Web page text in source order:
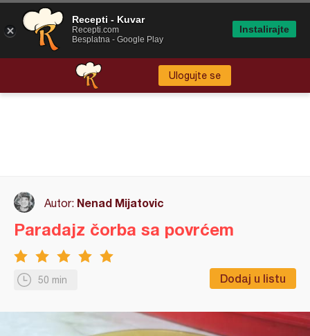
Ulogujte se
Autor: Nenad Mijatovic
50 min Dodaj u listu
Paradajz čorba sa povrćem
Recepti - Kuvar
Recepti.com
Besplatna - Google Play
Instalirajte